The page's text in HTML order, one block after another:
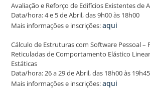
Avaliação e Reforço de Edifícios Existentes de
Data/hora: 4 e 5 de Abril, das 9h00 às 18h00
Mais informações e inscrições:aqui
Cálculo de Estruturas com Software Pessoal –
Reticuladas de Comportamento Elástico
Estáticas
Data/hora: 26 a 29 de Abril, das 18h00 às 19h45
Mais informações e inscrições:aqui